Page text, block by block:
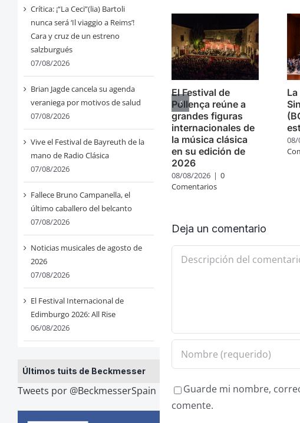
Crítica: ¡“La Ceci”(lia) Bartoli
nunca será ‘Il viaggio a Reims’!
Cara y cruz de un estreno
salzburgués
07/08/2026
Brian Jagde cancela su agenda
veraniega por motivos de salud
07/08/2026
Vive el Festival de Bayreuth de la
mano de Radio Clásica
07/08/2026
Fallece Bruno Campanella, el
último caballero del belcanto
07/08/2026
Noticias musicales de agosto de
2026
07/08/2026
El Festival Internacional de
Edimburgo 2026: All Rise
06/08/2026
Últimos tuits de Beckmesser
Tweets por @BeckmesserSpain
El Festival de
Pollença reúne a
grandes figuras
internacionales de
la música clásica
en su edición de
2026
08/08/2026 | 0
Comentarios
08/
Deja un comentario
Comentario
Guarde mi nombre,
comente.